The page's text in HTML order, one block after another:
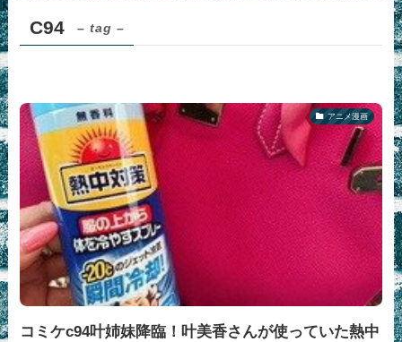
C94 – tag –
アニメ漫画
コミケc94叶姉妹降臨！叶美香さんが使っていた熱中